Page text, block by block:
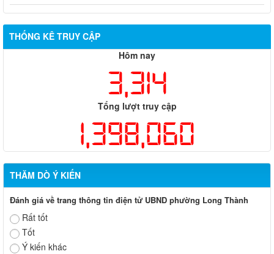
THỐNG KÊ TRUY CẬP
Hôm nay
3,314
Tổng lượt truy cập
1,398,060
THĂM DÒ Ý KIẾN
Đánh giá về trang thông tin điện tử UBND phường Long Thành
Rất tốt
Tốt
Ý kiến khác